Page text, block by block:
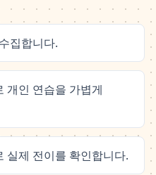
집합니다.
인 연습을 가볍게
실제 전이를 확인합니다.